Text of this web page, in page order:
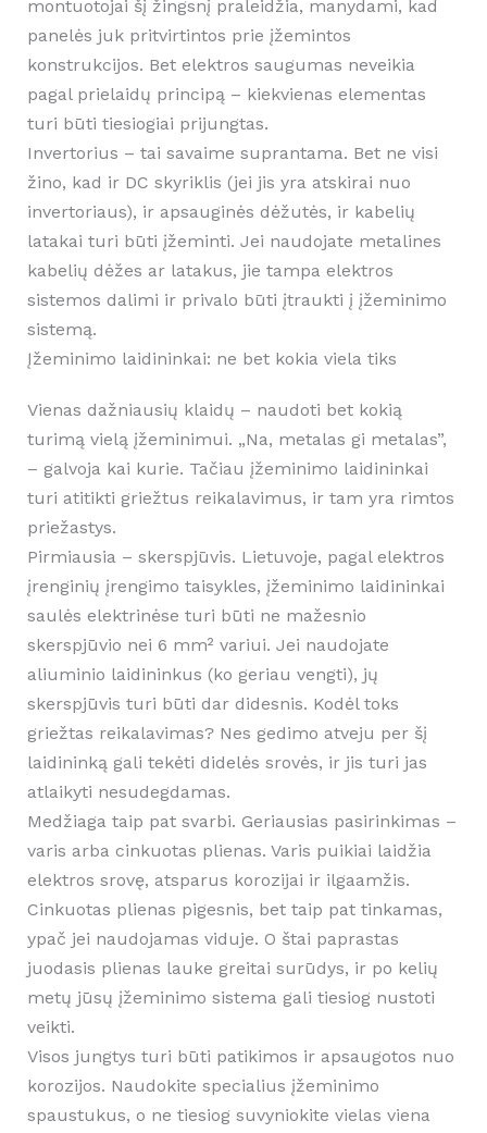
montuotojai šį žingsnį praleidžia, manydami, kad
panelės juk pritvirtintos prie įžemintos
konstrukcijos. Bet elektros saugumas neveikia
pagal prielaidų principą – kiekvienas elementas
turi būti tiesiogiai prijungtas.
Invertorius – tai savaime suprantama. Bet ne visi
žino, kad ir DC skyriklis (jei jis yra atskirai nuo
invertoriaus), ir apsauginės dėžutės, ir kabelių
latakai turi būti įžeminti. Jei naudojate metalines
kabelių dėžes ar latakus, jie tampa elektros
sistemos dalimi ir privalo būti įtraukti į įžeminimo
sistemą.
Įžeminimo laidininkai: ne bet kokia viela tiks
Vienas dažniausių klaidų – naudoti bet kokią
turimą vielą įžeminimui. „Na, metalas gi metalas”,
– galvoja kai kurie. Tačiau įžeminimo laidininkai
turi atitikti griežtus reikalavimus, ir tam yra rimtos
priežastys.
Pirmiausia – skerspjūvis. Lietuvoje, pagal elektros
įrenginių įrengimo taisykles, įžeminimo laidininkai
saulės elektrinėse turi būti ne mažesnio
skerspjūvio nei 6 mm² variui. Jei naudojate
aliuminio laidininkus (ko geriau vengti), jų
skerspjūvis turi būti dar didesnis. Kodėl toks
griežtas reikalavimas? Nes gedimo atveju per šį
laidininką gali tekėti didelės srovės, ir jis turi jas
atlaikyti nesudegdamas.
Medžiaga taip pat svarbi. Geriausias pasirinkimas –
varis arba cinkuotas plienas. Varis puikiai laidžia
elektros srovę, atsparus korozijai ir ilgaamžis.
Cinkuotas plienas pigesnis, bet taip pat tinkamas,
ypač jei naudojamas viduje. O štai paprastas
juodasis plienas lauke greitai surūdys, ir po kelių
metų jūsų įžeminimo sistema gali tiesiog nustoti
veikti.
Visos jungtys turi būti patikimos ir apsaugotos nuo
korozijos. Naudokite specialius įžeminimo
spaustukus, o ne tiesiog suvyniokite vielas viena